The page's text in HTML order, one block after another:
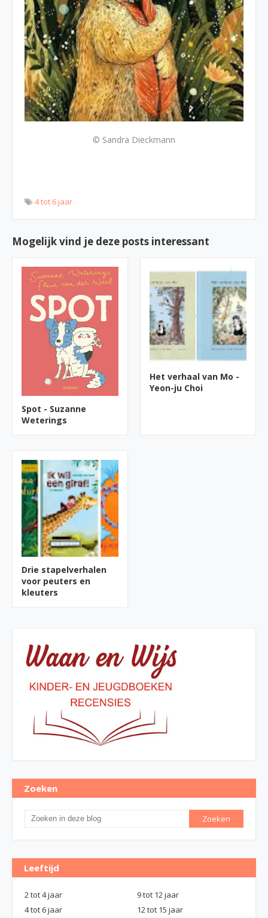
© Sandra Dieckmann
4 tot 6 jaar
Mogelijk vind je deze posts interessant
Spot - Suzanne
Weterings
Het verhaal van Mo -
Yeon-ju Choi
Drie stapelverhalen
voor peuters en
kleuters
Zoeken
Leeftijd
2 tot 4 jaar
9 tot 12 jaar
4 tot 6 jaar
12 tot 15 jaar